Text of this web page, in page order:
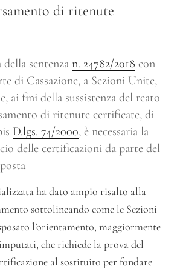
di ritenute
sentenza n. 24782/2018 con
di Cassazione, a Sezioni Unite,
ai fini della sussistenza del reato
di ritenute certificate, di
D.lgs. 74/2000, è necessaria la
delle certificazioni da parte del
ha dato ampio risalto alla
sottolineando come le Sezioni
l’orientamento, maggiormente
che richiede la prova del
al sostituito per fondare